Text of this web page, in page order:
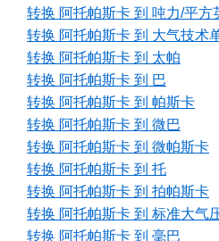
转换 阿托帕斯卡 到 吨力/平方
转换 阿托帕斯卡 到 大气技术
转换 阿托帕斯卡 到 太帕
转换 阿托帕斯卡 到 巴
转换 阿托帕斯卡 到 帕斯卡
转换 阿托帕斯卡 到 微巴
转换 阿托帕斯卡 到 微帕斯卡
转换 阿托帕斯卡 到 托
转换 阿托帕斯卡 到 拍帕斯卡
转换 阿托帕斯卡 到 标准大气
转换 阿托帕斯卡 到 毫巴